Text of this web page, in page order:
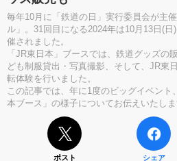
毎年10月に「鉄道の日」実行委員会が主
ル」。31回目になる2024年は10月13日(
催されました。
「JR東日本」ブースでは、鉄道グッズの
ども制服貸出・写真撮影、そして、JR東
転体験を行いました。
この記事では、年に1度のビッグイベント
本ブース」の様子についてお伝えいたしま
ポスト シェア